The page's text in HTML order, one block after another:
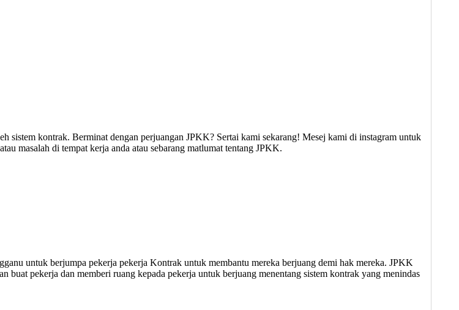
kontrak. Berminat dengan perjuangan JPKK? Sertai kami sekarang! Mesej kami di instagram untuk
masalah di tempat kerja anda atau sebarang matlumat tentang JPKK.
untuk berjumpa pekerja pekerja Kontrak untuk membantu mereka berjuang demi hak mereka. JPKK
buat pekerja dan memberi ruang kepada pekerja untuk berjuang menentang sistem kontrak yang menindas